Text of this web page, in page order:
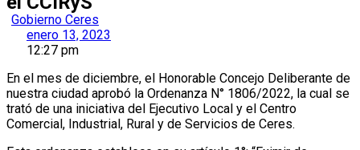
Gobierno Ceres
enero 13, 2023
12:27 pm
En el mes de diciembre, el Honorable Concejo Deliberante de
nuestra ciudad aprobó la Ordenanza N° 1806/2022, la cual se
trató de una iniciativa del Ejecutivo Local y el Centro
Comercial, Industrial, Rural y de Servicios de Ceres.